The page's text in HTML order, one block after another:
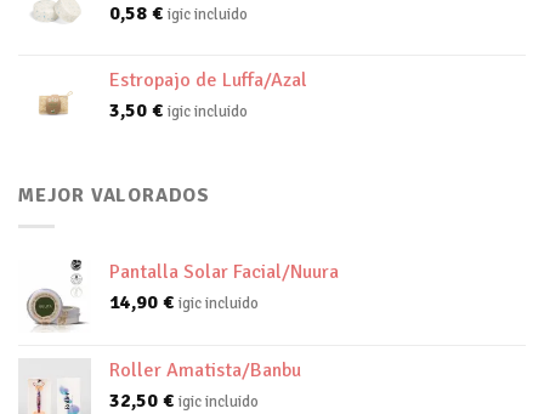
0,58 € igic incluido
Estropajo de Luffa/Azal
3,50 € igic incluido
MEJOR VALORADOS
Pantalla Solar Facial/Nuura
14,90 € igic incluido
Roller Amatista/Banbu
32,50 € igic incluido